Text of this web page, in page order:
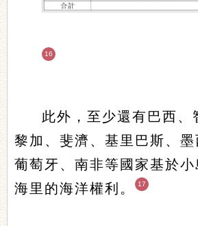
16
此外，至少還有巴西、
黎加、斐濟、基里巴斯、墨
葡萄牙、南非等國家基於
海里的海洋權利。
17